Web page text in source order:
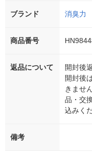
ブランド 消臭力
商品番号
返品について
開封後
開封後
きませ
品・交
込みく
備考